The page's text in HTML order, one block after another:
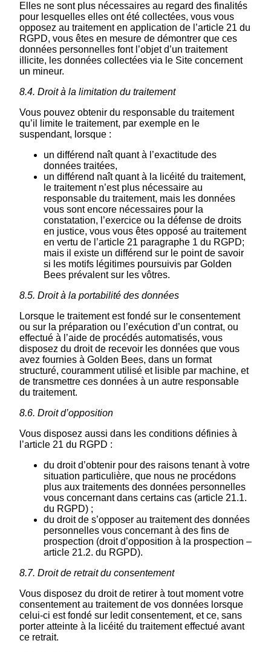
Elles ne sont plus nécessaires au regard des finalités
pour lesquelles elles ont été collectées, vous vous
opposez au traitement en application de l’article 21 du
RGPD, vous êtes en mesure de démontrer que ces
données personnelles font l’objet d’un traitement
illicite, les données collectées via le Site concernent
un mineur.
8.4. Droit à la limitation du traitement
Vous pouvez obtenir du responsable du traitement
qu’il limite le traitement, par exemple en le
suspendant, lorsque :
un différend naît quant à l’exactitude des
données traitées,
un différend naît quant à la licéité du traitement,
le traitement n’est plus nécessaire au
responsable du traitement, mais les données
vous sont encore nécessaires pour la
constatation, l’exercice ou la défense de droits
en justice, vous vous êtes opposé au traitement
en vertu de l’article 21 paragraphe 1 du RGPD;
mais il existe un différend sur le point de savoir
si les motifs légitimes poursuivis par Golden
Bees prévalent sur les vôtres.
8.5. Droit à la portabilité des données
Lorsque le traitement est fondé sur le consentement
ou sur la préparation ou l’exécution d’un contrat, ou
effectué à l’aide de procédés automatisés, vous
disposez du droit de recevoir les données que vous
avez fournies à Golden Bees, dans un format
structuré, couramment utilisé et lisible par machine, et
de transmettre ces données à un autre responsable
du traitement.
8.6. Droit d’opposition
Vous disposez aussi dans les conditions définies à
l’article 21 du RGPD :
du droit d’obtenir pour des raisons tenant à votre
situation particulière, que nous ne procédons
plus aux traitements des données personnelles
vous concernant dans certains cas (article 21.1.
du RGPD) ;
du droit de s’opposer au traitement des données
personnelles vous concernant à des fins de
prospection (droit d’opposition à la prospection –
article 21.2. du RGPD).
8.7. Droit de retrait du consentement
Vous disposez du droit de retirer à tout moment votre
consentement au traitement de vos données lorsque
celui-ci est fondé sur ledit consentement, et ce, sans
porter atteinte à la licéité du traitement effectué avant
ce retrait.